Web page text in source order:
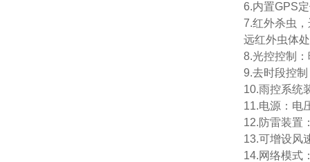
6.内置GPS
7.红外杀虫
远红外虫体
8.光控控制
9.去时段控
10.雨控系统
11.电源：电
12.防雷装置
13.可增设风
14.网络模式